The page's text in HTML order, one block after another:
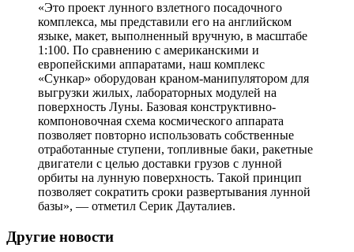
«Это проект лунного взлетного посадочного
комплекса, мы представили его на английском
языке, макет, выполненный вручную, в масштабе
1:100. По сравнению с американскими и
европейскими аппаратами, наш комплекс
«Сункар» оборудован краном-манипулятором для
выгрузки жилых, лабораторных модулей на
поверхность Луны. Базовая конструктивно-
компоновочная схема космического аппарата
позволяет повторно использовать собственные
отработанные ступени, топливные баки, ракетные
двигатели с целью доставки грузов с лунной
орбиты на лунную поверхность. Такой принцип
позволяет сократить сроки развертывания лунной
базы», — отметил Серик Дауталиев.
Другие новости